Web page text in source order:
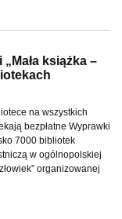
książka –
na wszystkich
bezpłatne Wyprawki
7000 bibliotek
w ogólnopolskiej
organizowanej